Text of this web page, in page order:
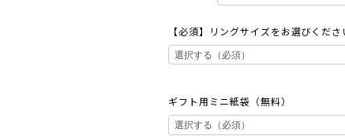
【必須】リングサイズをお選びくださ
ギフト用ミニ紙袋（無料）